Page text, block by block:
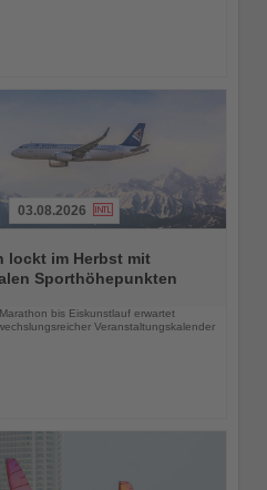
03.08.2026
lockt im Herbst mit
Sporthöhepunkten
bis Eiskunstlauf erwartet
Veranstaltungskalender